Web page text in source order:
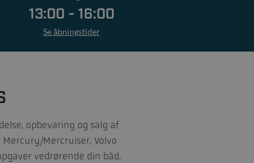
13:00 - 16:00
Se åbningstider
opbevaring og salg af
Mercruiser, Volvo
vedrørende din båd.